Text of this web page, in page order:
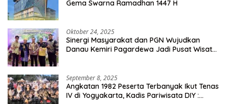
Gema Swarna Ramadhan 1447 H
Oktober 24, 2025
Sinergi Masyarakat dan PGN Wujudkan
Danau Kemiri Pagardewa Jadi Pusat Wisata
September 8, 2025
Angkatan 1982 Peserta Terbanyak Ikut Tenas
IV di Yogyakarta, Kadis Pariwisata DIY :